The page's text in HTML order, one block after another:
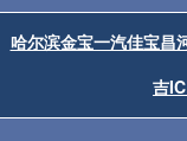
哈尔滨金宝一汽佳宝昌
吉